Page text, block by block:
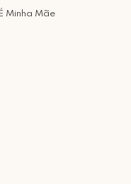
Minha Mãe